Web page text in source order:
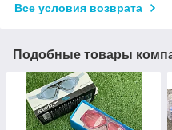
Все условия возврата
Подобные товары